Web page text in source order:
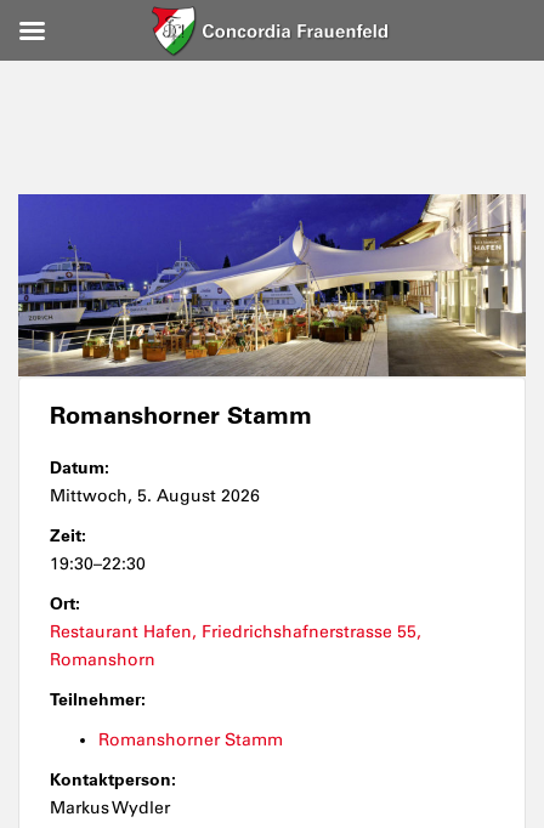
Romanshorner Stamm
Datum:
Mittwoch, 5. August 2026
Zeit:
19:30–22:30
Ort:
Restaurant Hafen, Friedrichshafnerstrasse 55,
Romanshorn
Teilnehmer:
Romanshorner Stamm
Kontaktperson:
Markus Wydler